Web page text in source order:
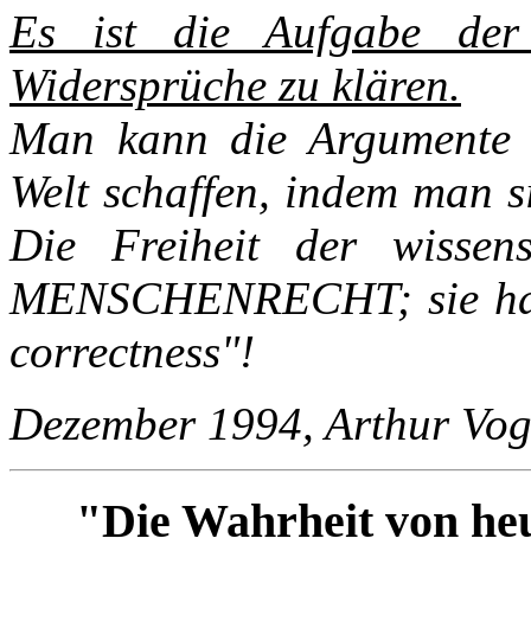
Es ist die Aufgabe der
Widersprüche zu klären.
Man kann die
Welt schaffen, indem man
Die Freiheit der
MENSCHENRECHT; sie
correctness"!
Dezember 1994, Arthur
"Die Wahrheit von